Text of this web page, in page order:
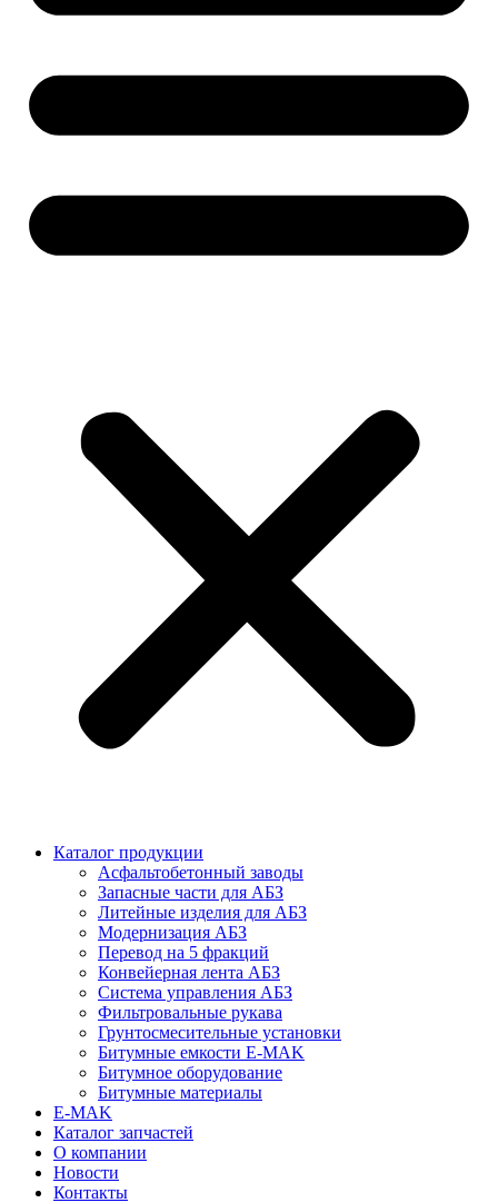
Каталог продукции
Асфальтобетонный заводы
Запасные части для АБЗ
Литейные изделия для АБЗ
Модернизация АБЗ
Перевод на 5 фракций
Конвейерная лента АБЗ
Система управления АБЗ
Фильтровальные рукава
Грунтосмесительные установки
Битумные емкости E-MAK
Битумное оборудование
Битумные материалы
E-MAK
Каталог запчастей
О компании
Новости
Контакты